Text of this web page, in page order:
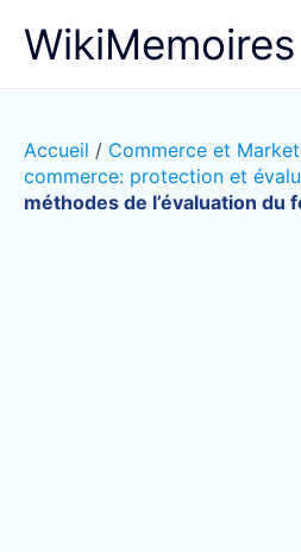
WikiMemoires
Accueil / Commerce et
commerce: protection et
méthodes de l’évaluation du